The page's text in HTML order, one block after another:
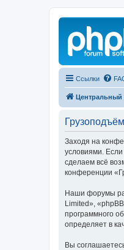
Ссылки
Центральный
Заходя на
условиями.
сделаем всё
конференции
Наши форумы
Limited»,
программного
определяет в
Вы